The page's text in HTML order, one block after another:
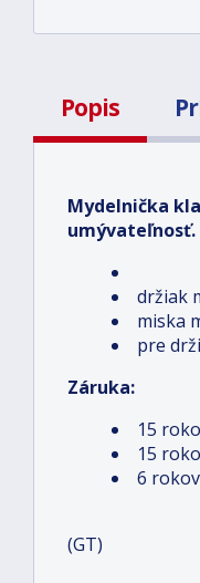
Popis
Mydelnička
umývateľnosť.
držiak
miska
pre
Záruka:
15
15
​6
(GT)